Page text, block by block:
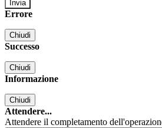
Errore
Chiudi
Successo
Chiudi
Informazione
Chiudi
Attendere...
Attendere il completamento